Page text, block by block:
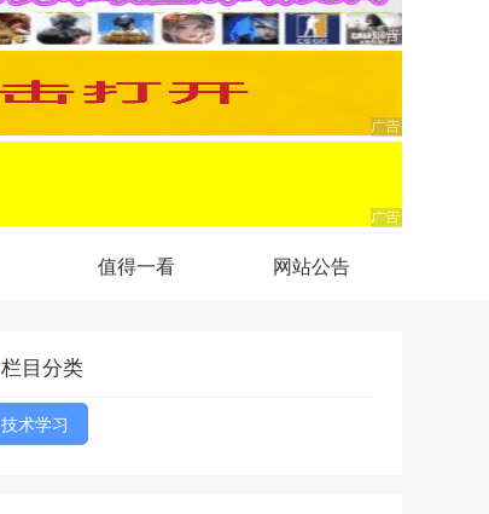
值得一看 网站公告
栏目分类
技术学习